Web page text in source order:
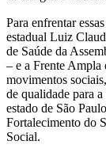
Para enfrentar
estadual Luiz
de Saúde da
– e a Frente Ampla
movimentos
de qualidade para
estado de São
Fortalecimento do
Social.